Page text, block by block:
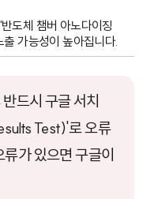
도체 챔버 아노다이징
가능성이 높아집니다.
드시 구글 서치
Test)'로 오류
가 있으면 구글이